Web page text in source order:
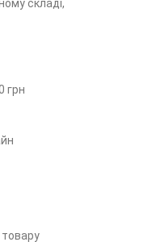
складі,
грн